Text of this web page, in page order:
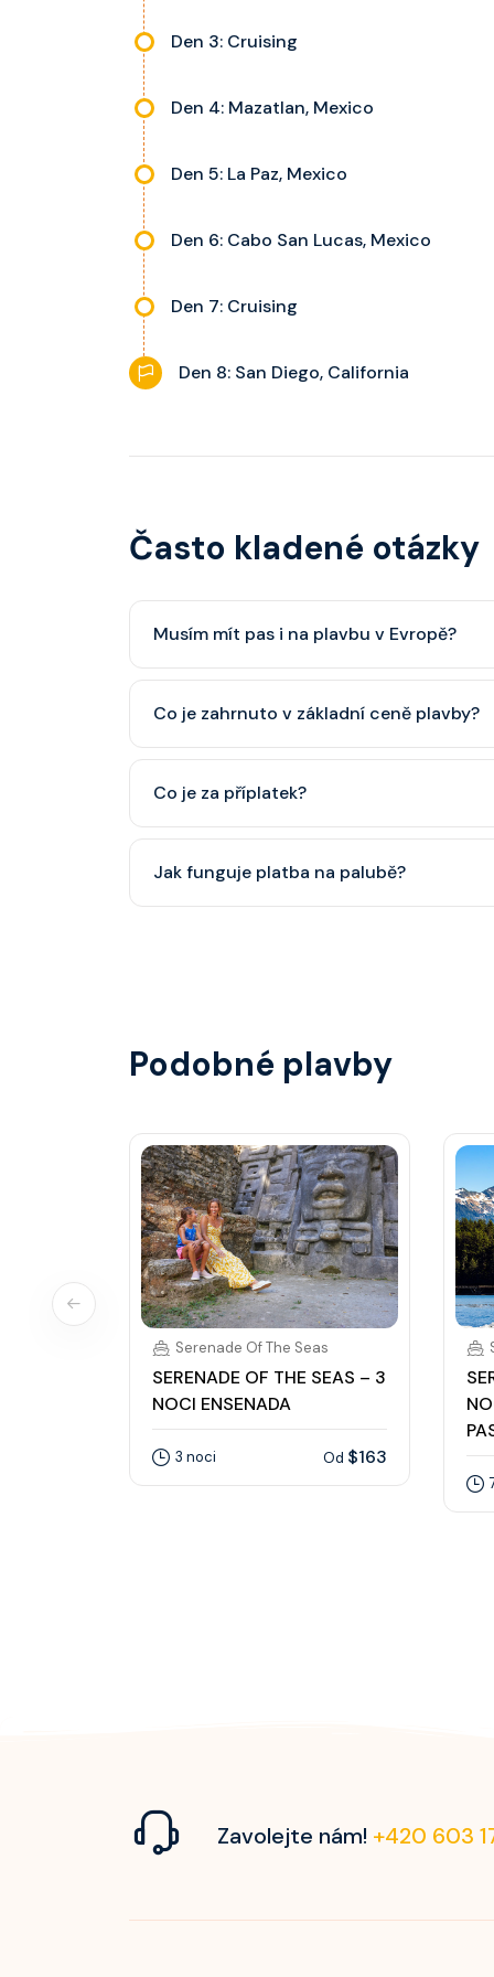
Den 3: Cruising
Den 4: Mazatlan, Mexico
Den 5: La Paz, Mexico
Den 6: Cabo San Lucas, Mexico
Den 7: Cruising
Den 8: San Diego, California
Často kladené otázky
Musím mít pas i na plavbu v Evropě?
minimálně 6 měsíců po skončení plavby.
Co je zahrnuto v základní ceně plavby?
nápoje (voda, čaj, káva, limonády apod.).
Co je za příplatek?
některé aktivity.
Jak funguje platba na palubě?
Podobné plavby
Serenade Of The Seas
SERENADE OF THE SEAS – 3
NOCI ENSENADA
3 noci Od $163
Zavolejte nám! +420 603